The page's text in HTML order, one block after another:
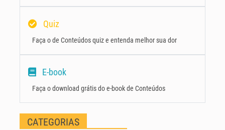
Quiz
Faça o de Conteúdos quiz e entenda melhor sua dor
E-book
Faça o download grátis do e-book de Conteúdos
CATEGORIAS